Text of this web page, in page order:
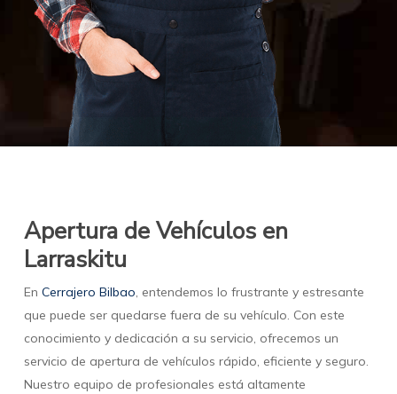
Apertura de Vehículos en
Larraskitu
En Cerrajero Bilbao, entendemos lo frustrante y estresante
que puede ser quedarse fuera de su vehículo. Con este
conocimiento y dedicación a su servicio, ofrecemos un
servicio de apertura de vehículos rápido, eficiente y seguro.
Nuestro equipo de profesionales está altamente